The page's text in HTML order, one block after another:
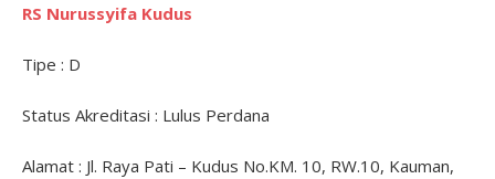
RS Nurussyifa Kudus
Tipe : D
Status Akreditasi : Lulus Perdana
Alamat : Jl. Raya Pati – Kudus No.KM. 10, RW.10, Kauman,